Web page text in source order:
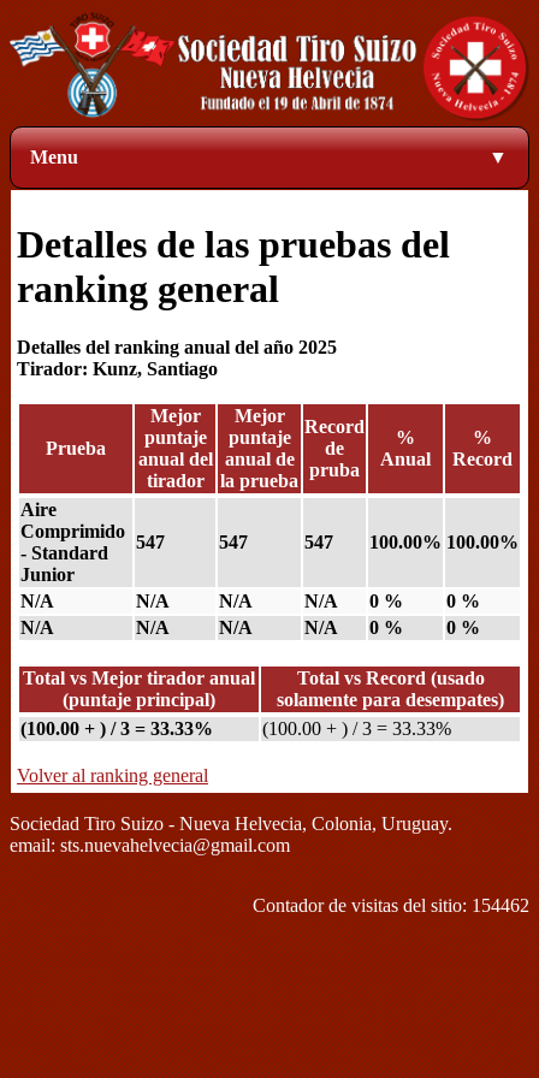
Menu ▼
Detalles de las pruebas del
ranking general
Detalles del ranking anual del año 2025
Tirador: Kunz, Santiago
Prueba
Mejor
puntaje
anual del
tirador
Mejor
puntaje
anual de
la prueba
Record
de
pruba
%
Anual
%
Record
Aire
Comprimido
- Standard
Junior
547 547 547 100.00% 100.00%
N/A N/A N/A N/A 0 %
0 %
N/A
N/A N/A N/A 0 % 0 %
Total vs Mejor tirador anual
(puntaje principal)
Total vs Record (usado
solamente para desempates)
(100.00 + ) / 3 = 33.33%
(100.00 + ) / 3 = 33.33%
Volver al ranking general
Sociedad Tiro Suizo - Nueva Helvecia, Colonia, Uruguay.
email: sts.nuevahelvecia@gmail.com
Contador de visitas del sitio: 154462